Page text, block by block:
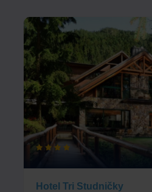
Hotel Tri Studničky